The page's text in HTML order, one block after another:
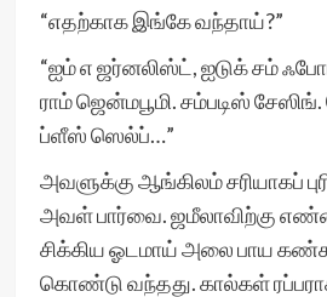
“எதற்காக இங்கே வந்தாய்?”
“ஐம் எ ஜர்னலிஸ்ட், ஐடுக் சம்
ராம் ஜென்மபூமி. சம்படிஸ்
ப்ளீஸ் ஸெல்ப்…”
அவளுக்கு ஆங்கிலம் சரியாகப்
அவள் பார்வை. ஜமீலாவிற்கு
சிக்கிய ஓடமாய் அலை பாய
கொண்டு வந்தது. கால்கள்